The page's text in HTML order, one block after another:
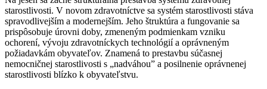
starostlivosti. V novom zdravotníctve sa systém starostlivosti stáva
spravodlivejším a modernejším. Jeho štruktúra a fungovanie sa
prispôsobuje úrovni doby, zmeneným podmienkam vzniku
ochorení, vývoju zdravotníckych technológií a oprávneným
požiadavkám obyvateľov. Znamená to prestavbu súčasnej
nemocničnej starostlivosti s „nadváhou” a posilnenie oprávnenej
starostlivosti blízko k obyvateľstvu.